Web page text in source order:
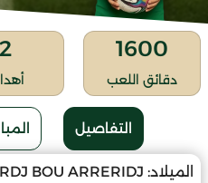
1600
دقائق اللعب
2
التفاصيل
الميلاد: BOU ARRERIDJ